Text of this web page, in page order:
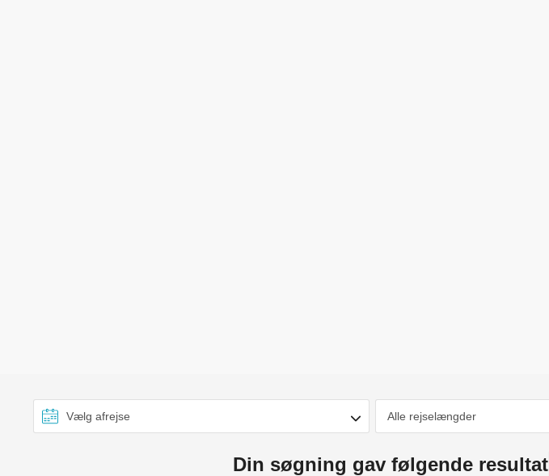
Din søgning gav følgende resultat